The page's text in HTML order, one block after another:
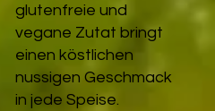
glutenfreie und
vegane Zutat bringt
einen köstlichen
nussigen Geschmack
in jede Speise.